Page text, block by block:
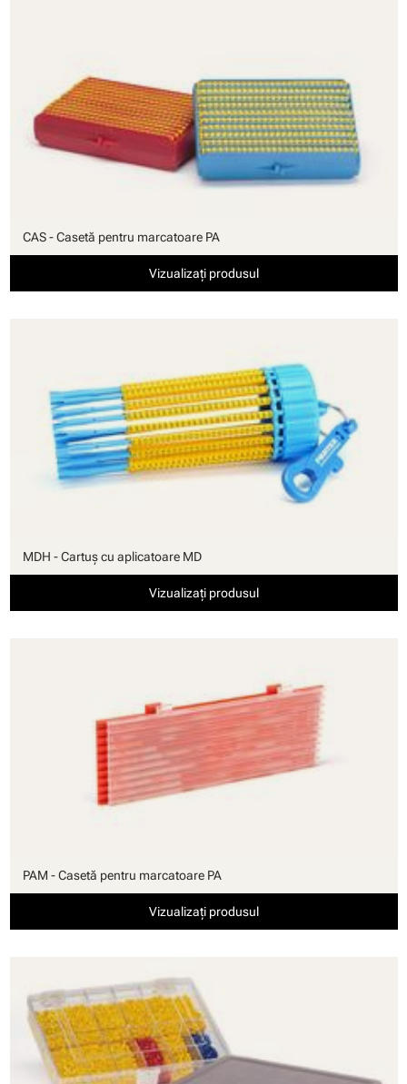
CAS - Casetă pentru marcatoare PA
Vizualizați produsul
MDH - Cartuş cu aplicatoare MD
Vizualizați produsul
PAM - Casetă pentru marcatoare PA
Vizualizați produsul